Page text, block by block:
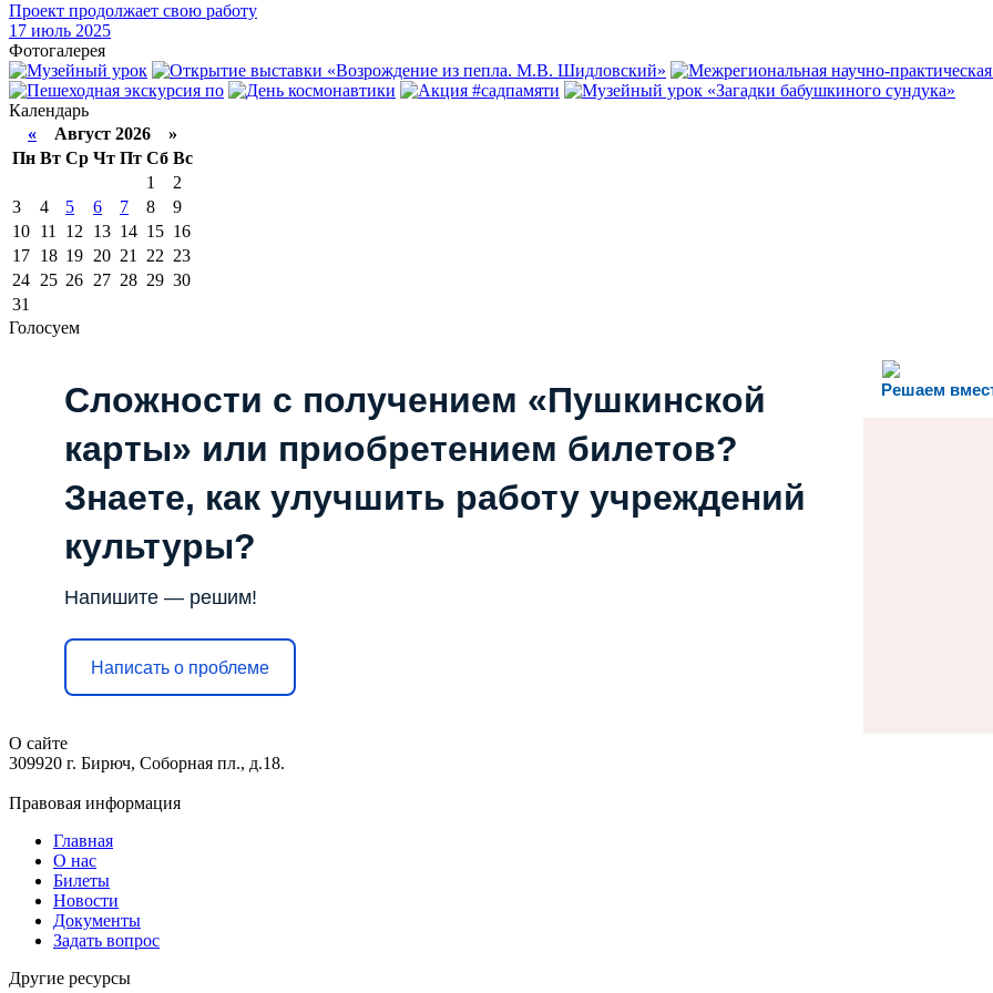
Проект продолжает свою работу
17 июль 2025
Фотогалерея
Календарь
« Август 2026 »
Пн Вт Ср Чт Пт Сб Вс
1
2
3
4 5 6 7 8
9
10 11 12 13 14 15 16
17 18 19 20 21 22 23
24 25 26 27 28 29 30
31
Голосуем
Решаем
Сложности с получением «Пушкинской
карты» или приобретением билетов?
Знаете, как улучшить работу учреждений
культуры?
Напишите — решим!
Написать о проблеме
О сайте
309920 г. Бирюч, Соборная пл., д.18.
Правовая информация
Главная
О нас
Билеты
Новости
Документы
Задать вопрос
Другие ресурсы